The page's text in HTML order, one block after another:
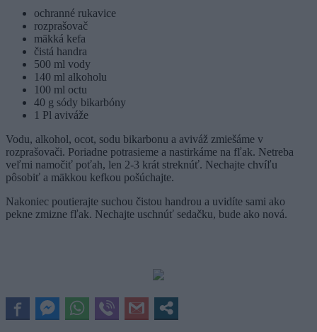
ochranné rukavice
rozprašovač
mäkká kefa
čistá handra
500 ml vody
140 ml alkoholu
100 ml octu
40 g sódy bikarbóny
1 Pl aviváže
Vodu, alkohol, ocot, sodu bikarbonu a aviváž zmiešáme v
rozprašovači. Poriadne potrasieme a nastirkáme na fľak. Netreba
veľmi namočiť poťah, len 2-3 krát streknúť. Nechajte chvíľu
pôsobiť a mäkkou kefkou pošúchajte.
Nakoniec poutierajte suchou čistou handrou a uvidíte sami ako
pekne zmizne fľak. Nechajte uschnúť sedačku, bude ako nová.